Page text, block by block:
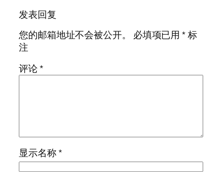
发表回复
您的邮箱地址不会被公开。
必填项已用*标
注
评论*
显示名称*